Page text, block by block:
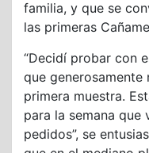
familia, y que se
las primeras
“Decidí probar con
que generosamente
primera muestra.
para la semana que
pedidos”, se